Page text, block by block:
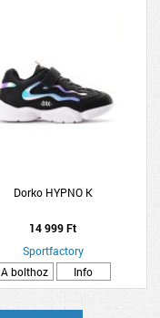
Dorko HYPNO K
14 999 Ft
Sportfactory
A bolthoz
Info